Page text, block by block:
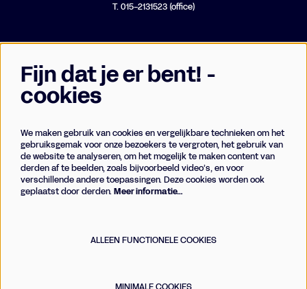
T. 015-2131523 (office)
Businessclub
Vrienden
Techniek
Fijn dat je er bent! -
cookies
We maken gebruik van cookies en vergelijkbare technieken om het
gebruiksgemak voor onze bezoekers te vergroten, het gebruik van
de website te analyseren, om het mogelijk te maken content van
derden af te beelden, zoals bijvoorbeeld video’s, en voor
verschillende andere toepassingen. Deze cookies worden ook
geplaatst door derden.Meer informatie…
ALLEEN FUNCTIONELE COOKIES
MINIMALE COOKIES